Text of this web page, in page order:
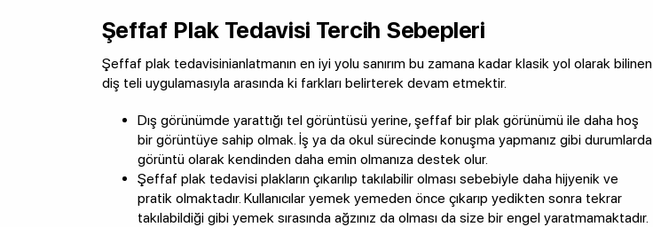
Şeffaf Plak Tedavisi Tercih Sebepleri
Şeffaf plak tedavisinianlatmanın en iyi yolu sanırım bu zamana kadar klasik yol olarak bilinen
diş teli uygulamasıyla arasında ki farkları belirterek devam etmektir.
Dış görünümde yarattığı tel görüntüsü yerine, şeffaf bir plak görünümü ile daha hoş
bir görüntüye sahip olmak. İş ya da okul sürecinde konuşma yapmanız gibi durumlarda
görüntü olarak kendinden daha emin olmanıza destek olur.
Şeffaf plak tedavisi plakların çıkarılıp takılabilir olması sebebiyle daha hijyenik ve
pratik olmaktadır. Kullanıcılar yemek yemeden önce çıkarıp yedikten sonra tekrar
takılabildiği gibi yemek sırasında ağzınız da olması da size bir engel yaratmamaktadır.